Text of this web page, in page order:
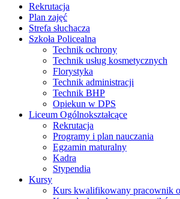
Rekrutacja
Plan zajęć
Strefa słuchacza
Szkoła Policealna
Technik ochrony
Technik usług kosmetycznych
Florystyka
Technik administracji
Technik BHP
Opiekun w DPS
Liceum Ogólnokształcące
Rekrutacja
Programy i plan nauczania
Egzamin maturalny
Kadra
Stypendia
Kursy
Kurs kwalifikowany pracownik